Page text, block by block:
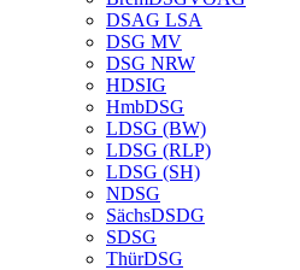
DSAG LSA
DSG MV
DSG NRW
HDSIG
HmbDSG
LDSG (BW)
LDSG (RLP)
LDSG (SH)
NDSG
SächsDSDG
SDSG
ThürDSG